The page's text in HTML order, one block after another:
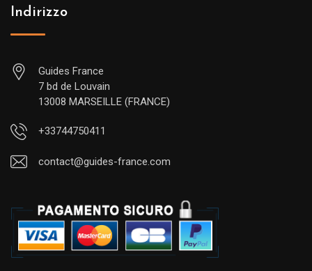
Indirizzo
Guides France
7 bd de Louvain
13008 MARSEILLE (FRANCE)
+33744750411
contact@guides-france.com